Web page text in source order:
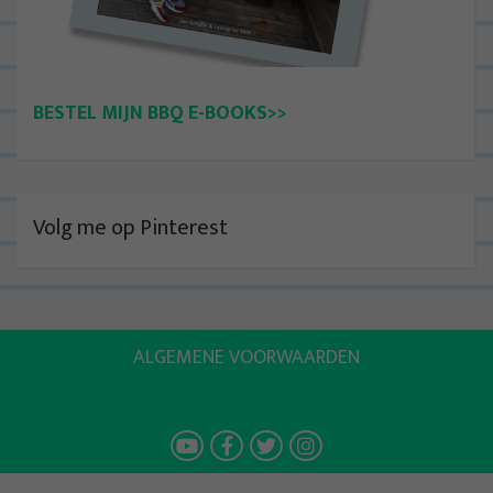
BESTEL MIJN BBQ E-BOOKS>>
Volg me op Pinterest
ALGEMENE VOORWAARDEN